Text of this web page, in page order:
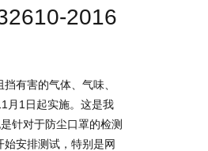
2016
有害的气体、气味、
月1日起实施。这是我
针对于防尘口罩的检测
安排测试，特别是网